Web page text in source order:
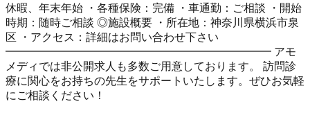
休暇、年末年始 ・各種保険：完備 ・車通勤：ご相談 ・開始
時期：随時ご相談 ◎施設概要 ・所在地：神奈川県横浜市泉
区 ・アクセス：詳細はお問い合わせ下さい
━━━━━━━━━━━━━━━━━━━━━━━━ アモ
メディでは非公開求人も多数ご用意しております。 訪問診
療に関心をお持ちの先生をサポートいたします。ぜひお気軽
にご相談ください！